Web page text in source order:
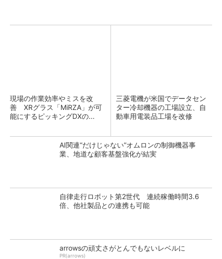
現場の作業効率やミスを改
善 XRグラス「MiRZA」が可
能にするピッキングDXの...
三菱電機が米国でデータセン
ター冷却機器の工場設立、自
動車用電装品工場を改修
AI関連“だけじゃない”オムロンの制御機器事
業、地道な顧客基盤強化が結実
自律走行ロボット第2世代 連続稼働時間3.6
倍、他社製品との連携も可能
arrowsの頑丈さがとんでもないレベルに
PR(arrows)